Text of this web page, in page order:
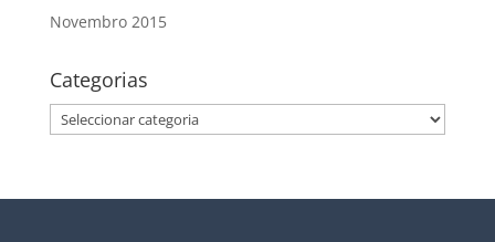
Novembro 2015
Categorias
Categorias